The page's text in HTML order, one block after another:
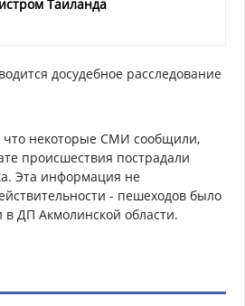
Таиланда
досудебное расследование
что некоторые СМИ сообщили,
происшествия пострадали
Эта информация не
- пешеходов было
в ДП Акмолинской области.